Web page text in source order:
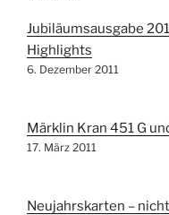
Jubiläumsausgabe
Highlights
6. Dezember 2011
Märklin Kran 451 G
17. März 2011
Neujahrskarten –